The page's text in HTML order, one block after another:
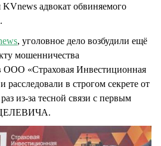
KVnews адвокат обвиняемого
, уголовное дело возбудили ещё
мошенничества
ООО «Страховая Инвестиционная
в строгом секрете от
из-за тесной связи с первым